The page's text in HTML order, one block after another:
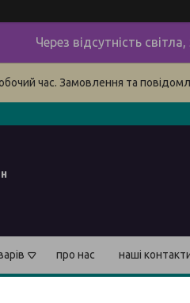
Через відсутність
час. Замовлення та
про нас наші